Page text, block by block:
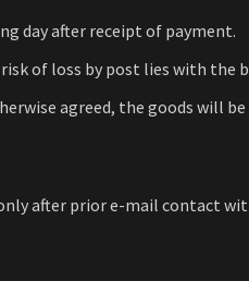
day after receipt of payment.
of loss by post lies with the
agreed, the goods will
after prior e-mail contact